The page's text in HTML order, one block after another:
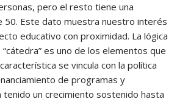
pero el resto tiene una
50. Este dato muestra nuestro interés
educativo con proximidad. La lógica
“cátedra” es uno de los elementos que
se vincula con la política
de programas y
tenido un crecimiento sostenido hasta